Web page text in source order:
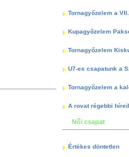
Tornagyőzelem a
Kupagyőzelem
Tornagyőzelem
U7-es csapatunk a
Tornagyőzelem a
A rovat régebbi
Női csapat
Értékes döntetlen